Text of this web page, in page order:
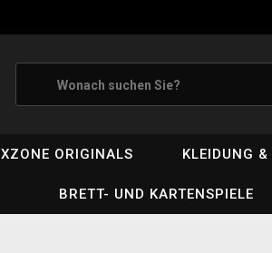
XZONE ORIGINALS KLEIDUNG &
BRETT- UND KARTENSPIELE